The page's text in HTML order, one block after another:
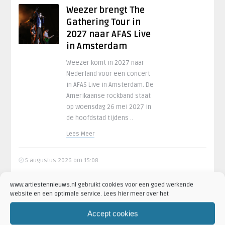
www.artiestennieuws.nl gebruikt cookies voor een goed werkende
website en een optimale service. Lees hier meer over het
Accept cookies
Weezer brengt The
Gathering Tour in
2027 naar AFAS Live
in Amsterdam
Weezer komt in 2027 naar
Nederland voor een concert
in AFAS Live in Amsterdam. De
Amerikaanse rockband staat
op woensdag 26 mei 2027 in
de hoofdstad tijdens ..
Lees Meer
5 augustus 2026 om 15:08
BLØF kondigt